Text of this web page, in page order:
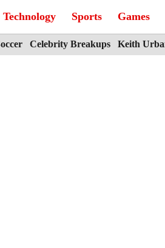
Technology Sports Games
Celebrity Breakups Keith